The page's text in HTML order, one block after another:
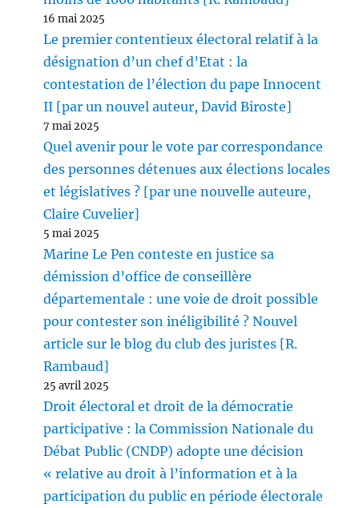
16 mai 2025
Le premier contentieux électoral relatif à la
désignation d’un chef d’Etat : la
contestation de l’élection du pape Innocent
II [par un nouvel auteur, David Biroste]
7 mai 2025
Quel avenir pour le vote par correspondance
des personnes détenues aux élections locales
et législatives ? [par une nouvelle auteure,
Claire Cuvelier]
5 mai 2025
Marine Le Pen conteste en justice sa
démission d’office de conseillère
départementale : une voie de droit possible
pour contester son inéligibilité ? Nouvel
article sur le blog du club des juristes [R.
Rambaud]
25 avril 2025
Droit électoral et droit de la démocratie
participative : la Commission Nationale du
Débat Public (CNDP) adopte une décision
« relative au droit à l’information et à la
participation du public en période électorale